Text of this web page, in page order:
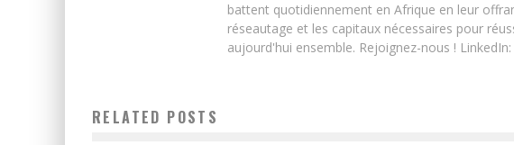
battent quotidiennement en Afrique en leur
réseautage et les capitaux nécessaires pour
aujourd'hui ensemble. Rejoignez-nous !
RELATED POSTS